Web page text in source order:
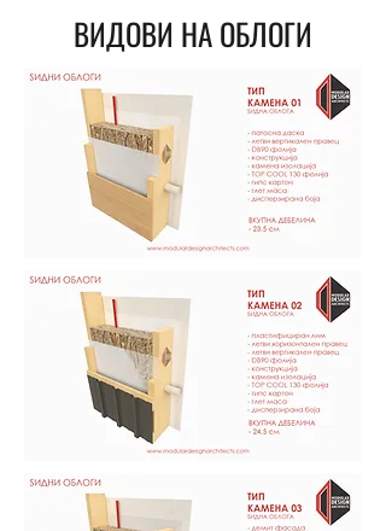
ВИДОВИ НА ОБЛОГИ